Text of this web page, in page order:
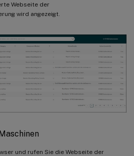
Webseite der
wird angezeigt.
und rufen Sie die Webseite der